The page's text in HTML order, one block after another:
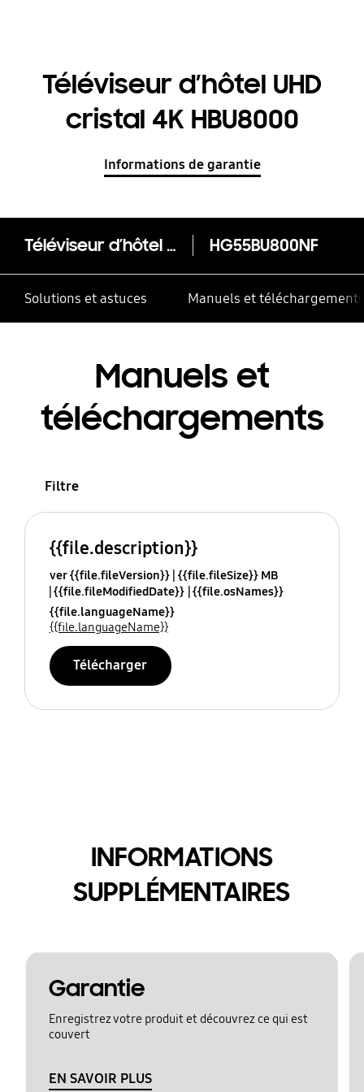
Téléviseur d’hôtel UHD
cristal 4K HBU8000
Informations de garantie
Téléviseur d’hôtel UHD cristal 4K HBU8000 HG55BU800NF
Solutions et astuces Manuels et téléchargements
Manuels et
téléchargements
Filtre
{{file.description}}
ver {{file.fileVersion}} {{file.fileSize}} MB
{{file.fileModifiedDate}} {{file.osNames}}
{{file.languageName}}
{{file.languageName}}
Télécharger
INFORMATIONS
SUPPLÉMENTAIRES
Garantie
Enregistrez votre produit et découvrez ce qui est
couvert
EN SAVOIR PLUS